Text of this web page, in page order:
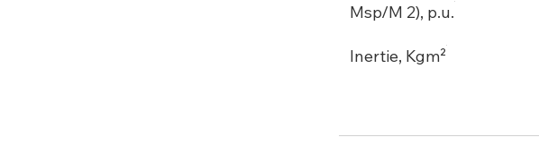
Msp/M 2), p.u.
Inertie, Kgm²